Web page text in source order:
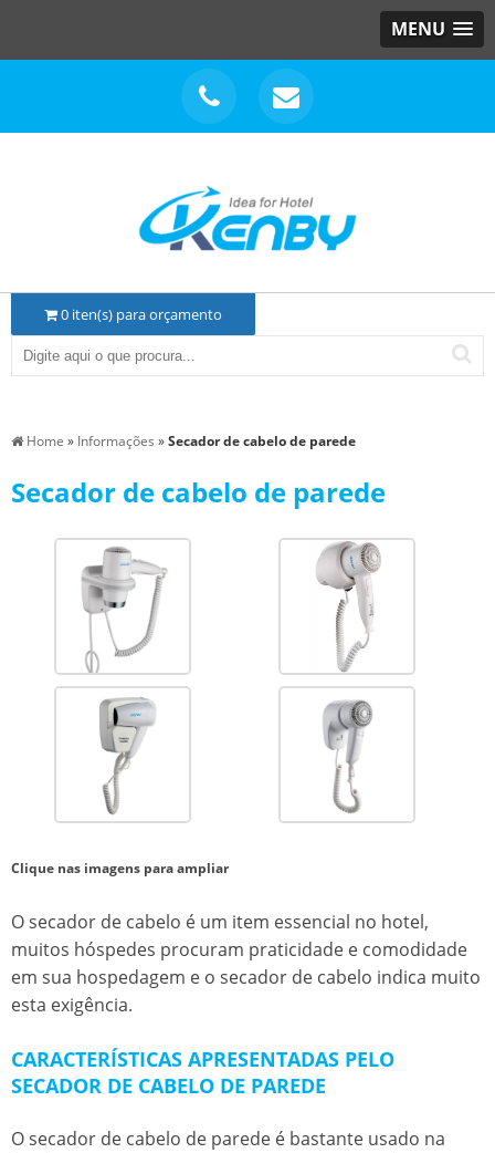
MENU
0 iten(s) para orçamento
Home » Informações »Secador de cabelo de parede
Secador de cabelo de parede
Clique nas imagens para ampliar
O secador de cabelo é um item essencial no hotel,
muitos hóspedes procuram praticidade e comodidade
em sua hospedagem e o secador de cabelo indica muito
esta exigência.
CARACTERÍSTICAS APRESENTADAS PELO
SECADOR DE CABELO DE PAREDE
Osecador de cabelo de parede é bastante usado na